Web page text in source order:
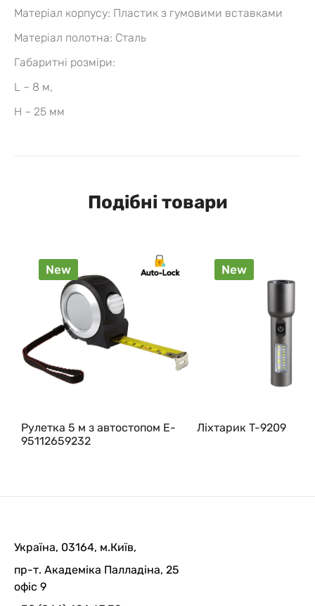
Матеріал корпусу: Пластик з гумовими вставками
Матеріал полотна: Сталь
Габаритні розміри:
L – 8 м,
H – 25 мм
Подібні товари
New
Рулетка 5 м з автостопом E-
95112659232
New
Ліхтарик T-9209
Україна, 03164, м.Київ,
пр-т. Академіка Палладіна, 25
офіс 9